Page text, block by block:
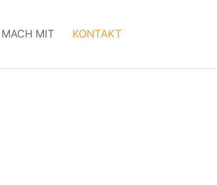
MACH MIT KONTAKT